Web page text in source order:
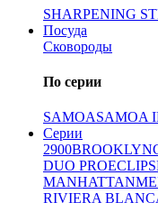
SHARPENING
Посуда
Сковороды
По серии
SAMOASAMOA
Серии
2900BROOKLYN
DUO PRO
MANHATTAN
RIVIERA